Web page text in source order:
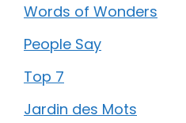
Words of Wonders
People Say
Top 7
Jardin des Mots